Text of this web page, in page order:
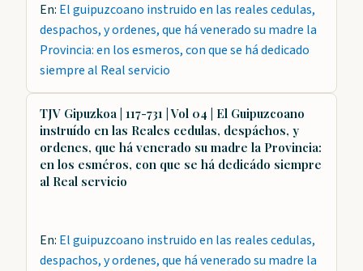
En: El guipuzcoano instruido en las reales cedulas,
despachos, y ordenes, que há venerado su madre la
Provincia: en los esmeros, con que se há dedicado
siempre al Real servicio
TJV Gipuzkoa | 117-731 | Vol 04 | El Guipuzcoano
instruído en las Reales cedulas, despáchos, y
ordenes, que há venerado su madre la Provincia:
en los esméros, con que se há dedicádo siempre
al Real servicio
En: El guipuzcoano instruido en las reales cedulas,
despachos, y ordenes, que há venerado su madre la